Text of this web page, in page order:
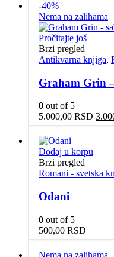
-40%
Nema na zalihama
Pročitajte još
Brzi pregled
Antikvarna knjiga,
Graham Grin
0 out of 5
5.000,00RSD
cena
Dodaj u korpu
Brzi pregled
Romani - svetska
Odani
0 out of 5
500,00 RSD
Nema na zalihama